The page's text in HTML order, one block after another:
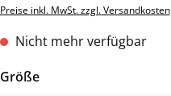
Preise inkl. MwSt. zzgl. Versandkosten
Nicht mehr verfügbar
Größeauswählen